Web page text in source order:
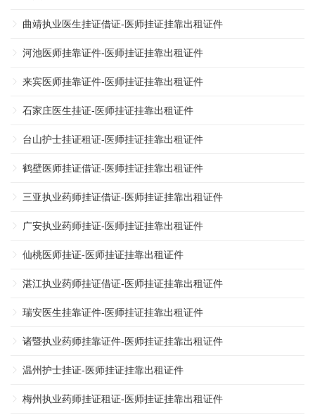
曲靖执业医生挂证借证-医师挂证挂靠出租证件
河池医师挂靠证件-医师挂证挂靠出租证件
来宾医师挂靠证件-医师挂证挂靠出租证件
石家庄医生挂证-医师挂证挂靠出租证件
台山护士挂证租证-医师挂证挂靠出租证件
鹤壁医师挂证借证-医师挂证挂靠出租证件
三亚执业药师挂证借证-医师挂证挂靠出租证件
广安执业药师挂证-医师挂证挂靠出租证件
仙桃医师挂证-医师挂证挂靠出租证件
湛江执业药师挂证借证-医师挂证挂靠出租证件
瑞安医生挂靠证件-医师挂证挂靠出租证件
诸暨执业药师挂靠证件-医师挂证挂靠出租证件
温州护士挂证-医师挂证挂靠出租证件
梅州执业药师挂证租证-医师挂证挂靠出租证件